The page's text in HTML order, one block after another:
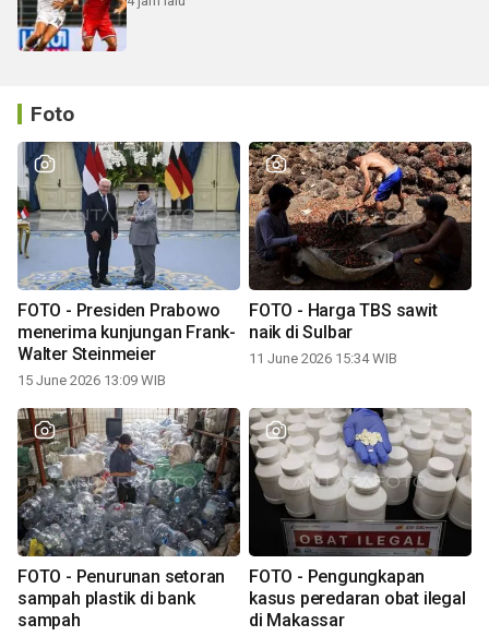
Foto
FOTO - Presiden Prabowo
menerima kunjungan Frank-
Walter Steinmeier
15 June 2026 13:09 WIB
FOTO - Harga TBS sawit
naik di Sulbar
11 June 2026 15:34 WIB
FOTO - Penurunan setoran
sampah plastik di bank
sampah
FOTO - Pengungkapan
kasus peredaran obat ilegal
di Makassar